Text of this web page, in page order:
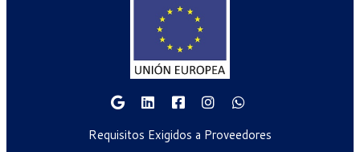
Requisitos Exigidos a Proveedores